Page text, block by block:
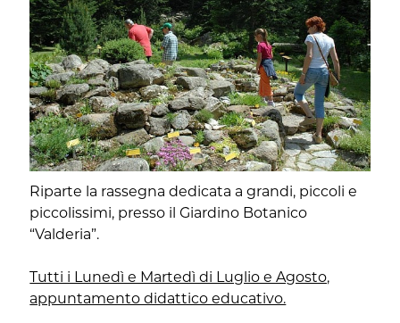
Riparte la rassegna dedicata a grandi, piccoli e
piccolissimi, presso il Giardino Botanico
“Valderia”.
Tutti i Lunedì e Martedì di Luglio e Agosto,
appuntamento didattico educativo.